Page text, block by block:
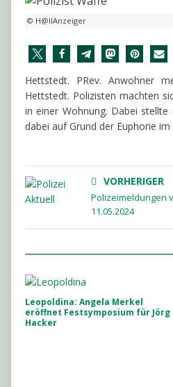
SACHSEN-
keine
© H@llAnzeiger
Hettstedt. PRev. Anwohner
Hettstedt. Polizisten machten
in einer Wohnung. Dabei
dabei auf Grund der Euphorie
VORHERIGER
Polizeimeldungen
11.05.2024
Leopoldina: Angela Merkel
eröffnet Festsymposium für Jörg
Hacker